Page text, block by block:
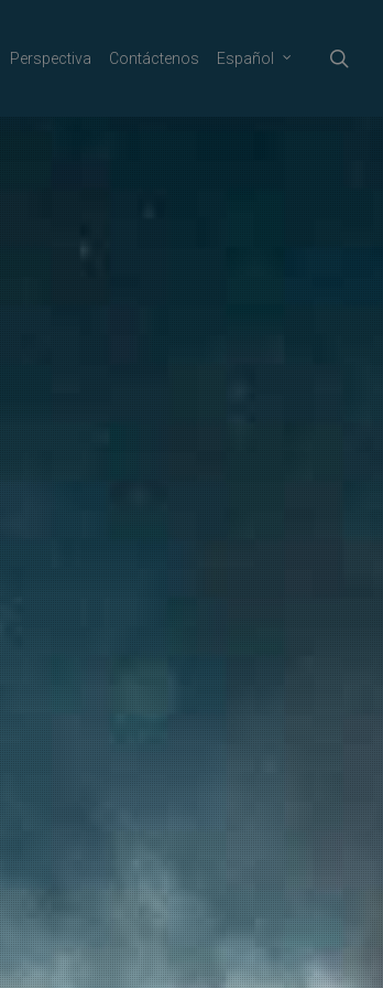
Perspectiva Contáctenos Español